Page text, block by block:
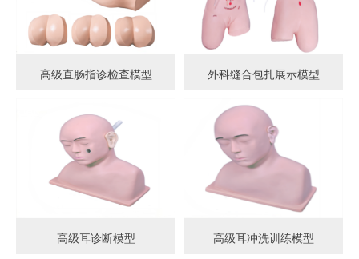
高级直肠指诊检查模型 外科缝合包扎展示模型
高级耳诊断模型 高级耳冲洗训练模型